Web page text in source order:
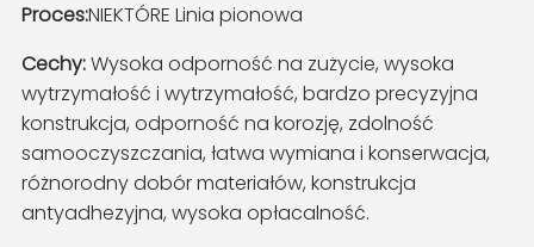
Proces:NIEKTÓRE Linia pionowa
Cechy:Wysoka odporność na zużycie, wysoka
wytrzymałość i wytrzymałość, bardzo precyzyjna
konstrukcja, odporność na korozję, zdolność
samooczyszczania, łatwa wymiana i konserwacja,
różnorodny dobór materiałów, konstrukcja
antyadhezyjna, wysoka opłacalność.